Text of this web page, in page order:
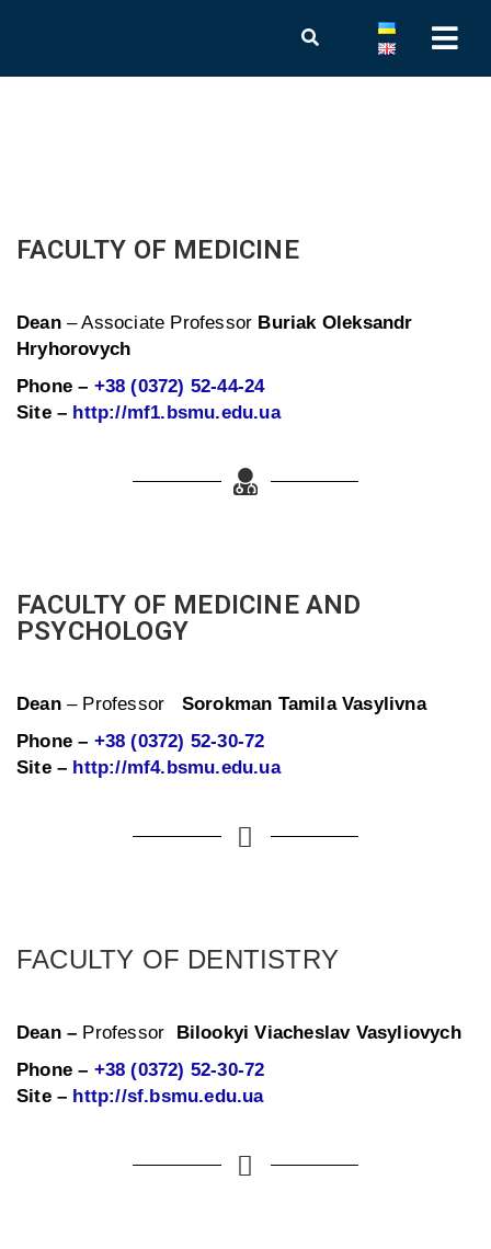
FACULTY OF MEDICINE
Dean– Associate Professor Buriak Oleksandr
Hryhorovych
Phone – +38 (0372) 52-44-24
Site – http://mf1.bsmu.edu.ua
FACULTY OF MEDICINE AND
PSYCHOLOGY
Dean– Professor Sorokman Tamila Vasylivna
Phone – +38 (0372) 52-30-72
Site – http://mf4.bsmu.edu.ua
FACULTY OF DENTISTRY
Dean – Professor Bilookyi Viacheslav Vasyliovych
Phone – +38 (0372) 52-30-72
Site – http://sf.bsmu.edu.ua